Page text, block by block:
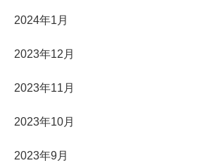
2024年1月
2023年12月
2023年11月
2023年10月
2023年9月